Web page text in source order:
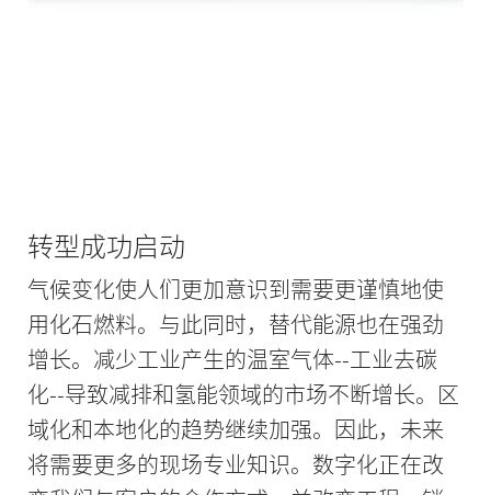
转型成功启动
气候变化使人们更加意识到需要更谨慎地使
用化石燃料。与此同时，替代能源也在强劲
增长。减少工业产生的温室气体--工业去碳
化--导致减排和氢能领域的市场不断增长。区
域化和本地化的趋势继续加强。因此，未来
将需要更多的现场专业知识。数字化正在改